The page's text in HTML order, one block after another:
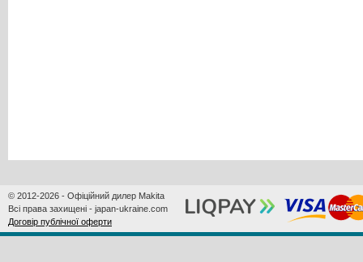
© 2012-2026 - Офіційний дилер Makita
Всі права захищені - japan-ukraine.com
Договір публічної оферти